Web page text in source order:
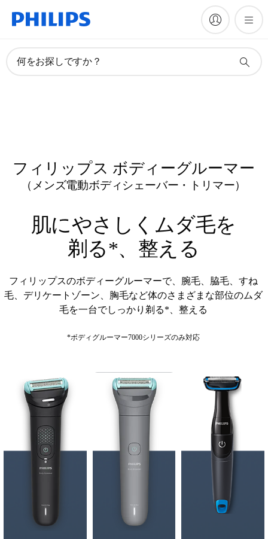
何をお探しですか？
フィリップス ボディーグルーマー
（メンズ電動ボディシェーバー・トリマー）
肌にやさしくムダ毛を
剃る*、整える
フィリップスのボディーグルーマーで、腕毛、脇毛、すね
毛、デリケートゾーン、胸毛など体のさまざまな部位のムダ
毛を一台でしっかり剃る*、整える
*ボディグルーマー7000シリーズのみ対応